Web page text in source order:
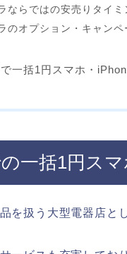
ならではの安売りタイミ
のオプション・キャンペ
一括1円スマホ・
一括1円ス
を扱う大型電器店と